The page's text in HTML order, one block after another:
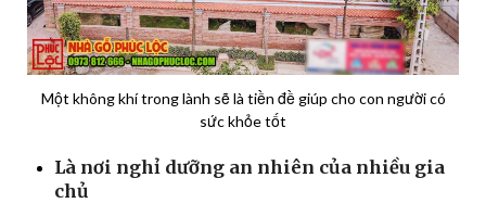
Một không khí trong lành sẽ là tiền đề giúp cho con người có
sức khỏe tốt
Là nơi nghỉ dưỡng an nhiên của nhiều gia
chủ